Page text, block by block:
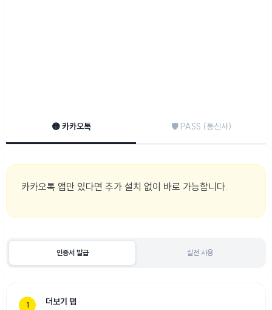
🟡 카카오톡 🛡️ PASS (통신사)
카카오톡 앱만 있다면 추가 설치 없이 바로 가능합니다.
인증서 발급 실전 사용
1 더보기 탭